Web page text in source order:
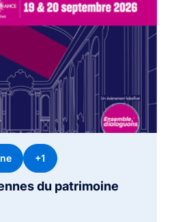
du patrimoine
+1